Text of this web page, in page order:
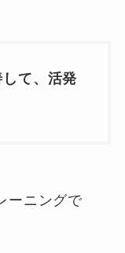
て、活発
ーニングで